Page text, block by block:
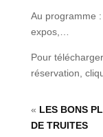
Au programme
expos,…
Pour
réservation,
« LES BONS
DE TRUITES